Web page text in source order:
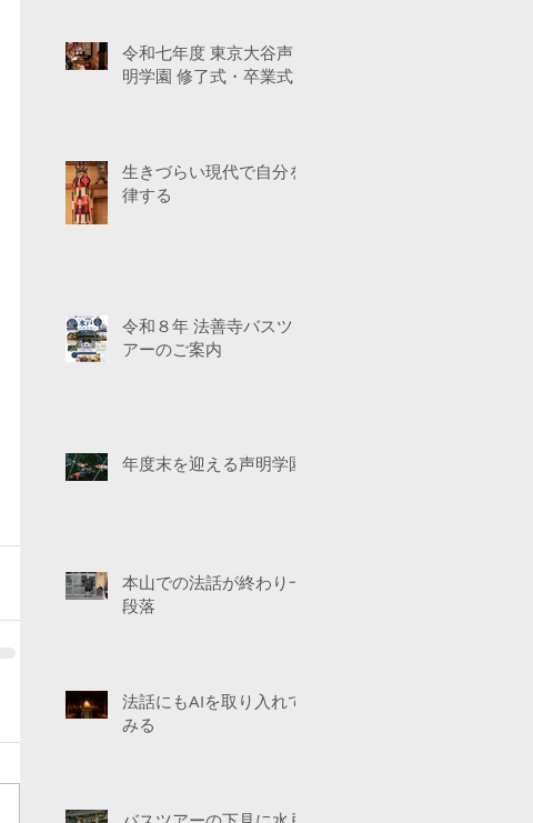
令和七年度 東京大谷声
明学園 修了式・卒業式
生きづらい現代で自分を
律する
令和８年 法善寺バスツ
アーのご案内
年度末を迎える声明学園
本山での法話が終わり一
段落
法話にもAIを取り入れて
みる